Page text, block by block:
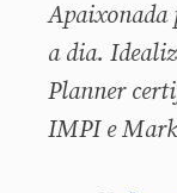
Apaixonada
a dia.
Planner
IMPI e